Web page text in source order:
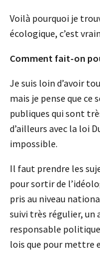
Voilà pourquoi je
écologique, c’est
Comment fait-on
Je suis loin d’avoir
mais je pense que ce
publiques qui sont
d’ailleurs avec la loi
impossible.
Il faut prendre les
pour sortir de
pris au niveau
suivi très régulier, un
responsable
lois que pour mettre